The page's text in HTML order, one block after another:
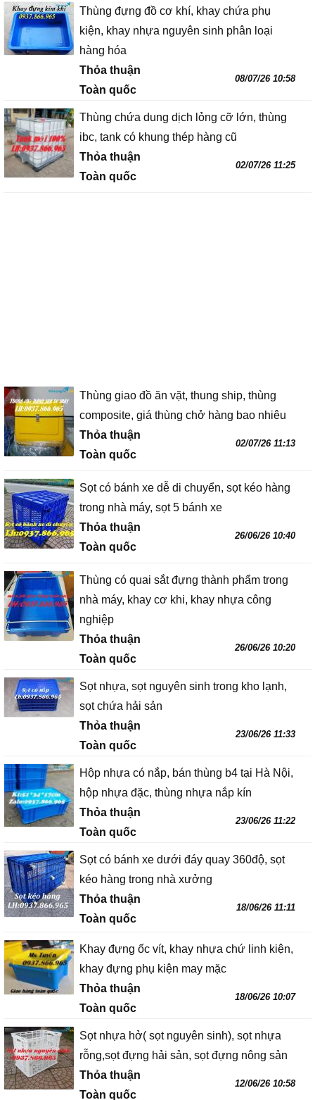
Thùng đựng đồ cơ khí, khay chứa phụ
kiện, khay nhựa nguyên sinh phân loại
hàng hóa
Thỏa thuận
Toàn quốc
08/07/26 10:58
Thùng chứa dung dịch lỏng cỡ lớn, thùng
ibc, tank có khung thép hàng cũ
Thỏa thuận
Toàn quốc
02/07/26 11:25
Thùng giao đồ ăn vặt, thung ship, thùng
composite, giá thùng chở hàng bao nhiêu
Thỏa thuận
Toàn quốc
02/07/26 11:13
Sọt có bánh xe dễ di chuyển, sọt kéo hàng
trong nhà máy, sọt 5 bánh xe
Thỏa thuận
Toàn quốc
26/06/26 10:40
Thùng có quai sắt đựng thành phẩm trong
nhà máy, khay cơ khi, khay nhựa công
nghiệp
Thỏa thuận
Toàn quốc
26/06/26 10:20
Sọt nhựa, sọt nguyên sinh trong kho lạnh,
sọt chứa hải sản
Thỏa thuận
Toàn quốc
23/06/26 11:33
Hộp nhựa có nắp, bán thùng b4 tại Hà Nội,
hộp nhựa đặc, thùng nhựa nắp kín
Thỏa thuận
Toàn quốc
23/06/26 11:22
Sọt có bánh xe dưới đáy quay 360độ, sọt
kéo hàng trong nhà xưởng
Thỏa thuận
Toàn quốc
18/06/26 11:11
Khay đựng ốc vít, khay nhựa chứ linh kiện,
khay đựng phụ kiện may mặc
Thỏa thuận
Toàn quốc
18/06/26 10:07
Sọt nhựa hở( sọt nguyên sinh), sọt nhựa
rỗng,sọt đựng hải sản, sọt đựng nông sản
Thỏa thuận
Toàn quốc
12/06/26 10:58